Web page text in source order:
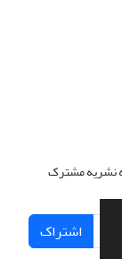
نشریه مشترک
اشتراک